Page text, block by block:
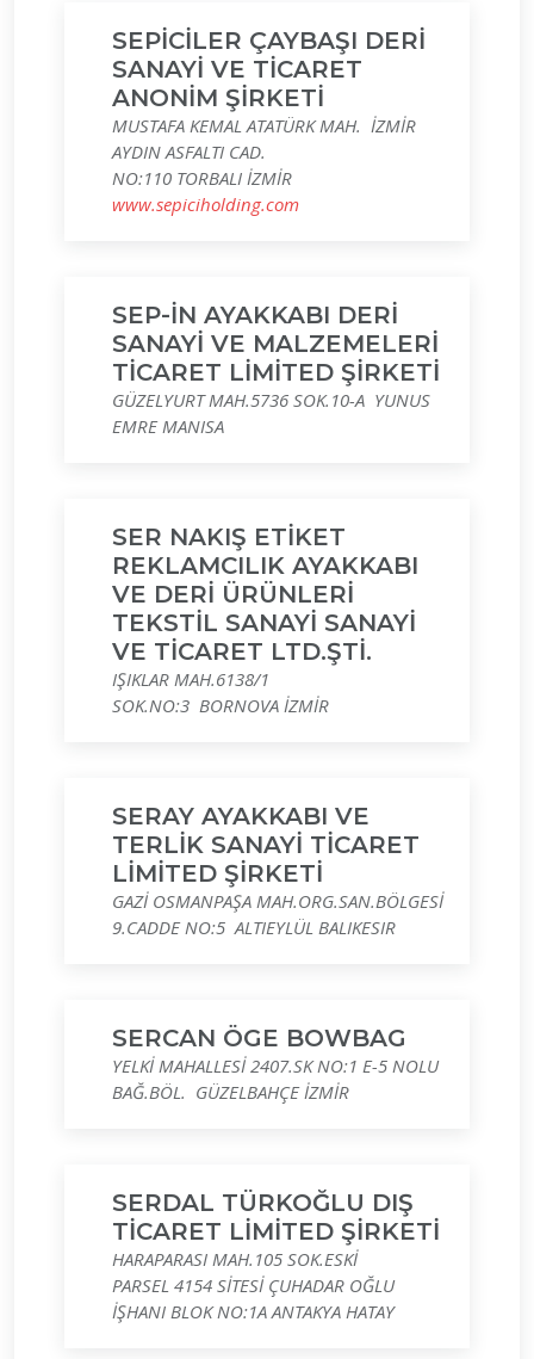
SEPİCİLER ÇAYBAŞI DERİ
SANAYİ VE TİCARET
ANONİM ŞİRKETİ
MUSTAFA KEMAL ATATÜRK MAH. İZMİR
AYDIN ASFALTI CAD.
NO:110 TORBALI İZMİR
www.sepiciholding.com
SEP-İN AYAKKABI DERİ
SANAYİ VE MALZEMELERİ
TİCARET LİMİTED ŞİRKETİ
GÜZELYURT MAH.5736 SOK.10-A YUNUS
EMRE MANISA
SER NAKIŞ ETİKET
REKLAMCILIK AYAKKABI
VE DERİ ÜRÜNLERİ
TEKSTİL SANAYİ SANAYİ
VE TİCARET LTD.ŞTİ.
IŞIKLAR MAH.6138/1
SOK.NO:3 BORNOVA İZMİR
SERAY AYAKKABI VE
TERLİK SANAYİ TİCARET
LİMİTED ŞİRKETİ
GAZİ OSMANPAŞA MAH.ORG.SAN.BÖLGESİ
9.CADDE NO:5 ALTIEYLÜL BALIKESIR
SERCAN ÖGE BOWBAG
YELKİ MAHALLESİ 2407.SK NO:1 E-5 NOLU
BAĞ.BÖL. GÜZELBAHÇE İZMİR
SERDAL TÜRKOĞLU DIŞ
TİCARET LİMİTED ŞİRKETİ
HARAPARASI MAH.105 SOK.ESKİ
PARSEL 4154 SİTESİ ÇUHADAR OĞLU
İŞHANI BLOK NO:1A ANTAKYA HATAY